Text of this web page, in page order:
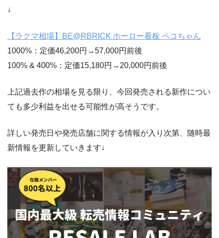
↓
【ラクマ相場】BE@RBRICK ホーロー看板 ペコちゃん
1000%：定価46,200円→57,000円前後
100% & 400%：定価15,180円→20,000円前後
上記過去作の相場を見る限り、今回発売される新作につい
ても多少利益を出せる可能性が高そうです。
詳しい発売日や発売店舗に関する情報が入り次第、随時最
新情報を更新していきます↓